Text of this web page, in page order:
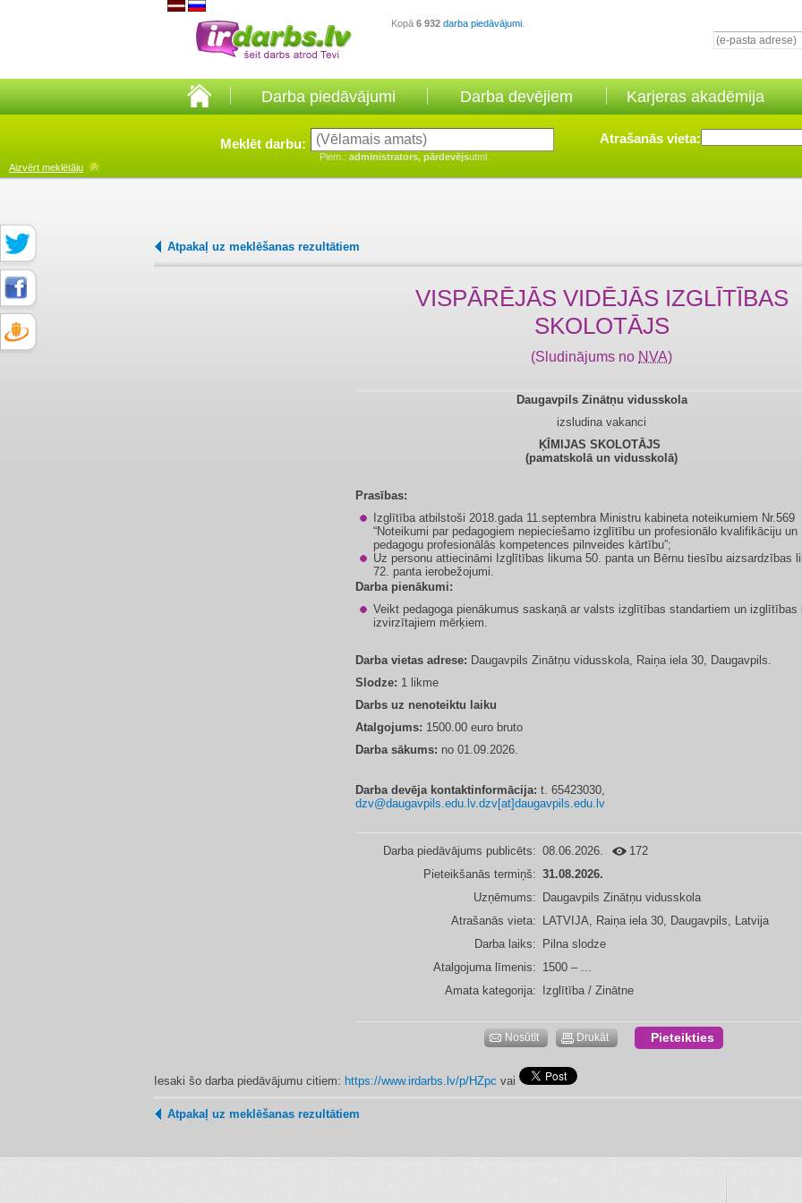
Kopā 6 932 darba piedāvājumi
Darba piedāvājumi Darba devējiem Karjeras akadēmija
Meklēt darbu:
Piem.: administrators, pārdevējsutml.
Atrašanās vieta:
Aizvērt meklētāju
Atpakaļ uz meklēšanas rezultātiem
VISPĀRĒJĀS VIDĒJĀS IZGLĪTĪBAS
SKOLOTĀJS
(Sludinājums no NVA)
Daugavpils Zinātņu vidusskola
izsludina vakanci
ĶĪMIJAS SKOLOTĀJS
(pamatskolā un vidusskolā)
Prasības:
Izglītība atbilstoši 2018.gada 11.septembra Ministru kabineta noteikumiem Nr.569
“Noteikumi par pedagogiem nepieciešamo izglītību un profesionālo kvalifikāciju un
pedagogu profesionālās kompetences pilnveides kārtību”;
Uz personu attiecināmi Izglītības likuma 50. panta un Bērnu tiesību aizsardzības
72. panta ierobežojumi.
Darba pienākumi:
Veikt pedagoga pienākumus saskaņā ar valsts izglītības standartiem un izglītības
izvirzītajiem mērķiem.
Darba vietas adrese: Daugavpils Zinātņu vidusskola, Raiņa iela 30, Daugavpils.
Slodze: 1 likme
Darbs uz nenoteiktu laiku
Atalgojums: 1500.00 euro bruto
Darba sākums: no 01.09.2026.
Darba devēja kontaktinformācija: t. 65423030,
dzv@daugavpils.edu.lv.dzv[at]daugavpils.edu.lv
Darba piedāvājums publicēts: 08.06.2026.
172
Pieteikšanās termiņš: 31.08.2026.
Uzņēmums: Daugavpils Zinātņu vidusskola
Atrašanās vieta: LATVIJA, Raiņa iela 30, Daugavpils, Latvija
Darba laiks: Pilna slodze
Atalgojuma līmenis: 1500 – ...
Amata kategorija: Izglītība / Zinātne
Nosūtīt Drukāt Pieteikties
Iesaki šo darba piedāvājumu citiem: https://www.irdarbs.lv/p/HZpc vai
Atpakaļ uz meklēšanas rezultātiem